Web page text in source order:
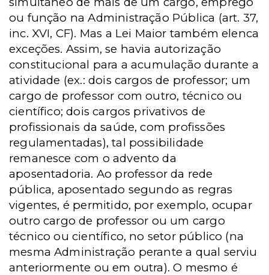
ou função na Administração Pública (art. 37,
inc. XVI, CF). Mas a Lei Maior também elenca
exceções. Assim, se havia autorização
constitucional para a acumulação durante a
atividade (ex.: dois cargos de professor; um
cargo de professor com outro, técnico ou
científico; dois cargos privativos de
profissionais da saúde, com profissões
regulamentadas), tal possibilidade
remanesce com o advento da
aposentadoria. Ao professor da rede
pública, aposentado segundo as regras
vigentes, é permitido, por exemplo, ocupar
outro cargo de professor ou um cargo
técnico ou científico, no setor público (na
mesma Administração perante a qual serviu
anteriormente ou em outra). O mesmo é